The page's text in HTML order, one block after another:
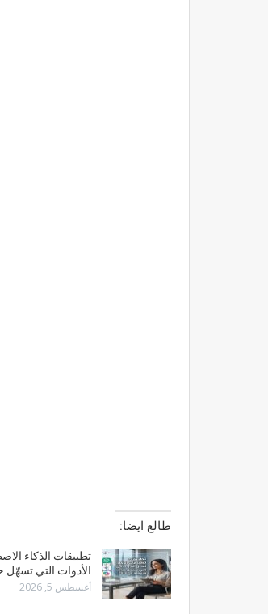
طالع ايضا:
تطبيقات الذكاء
الأدوات التي تسهّل
أغسطس 5, 2026